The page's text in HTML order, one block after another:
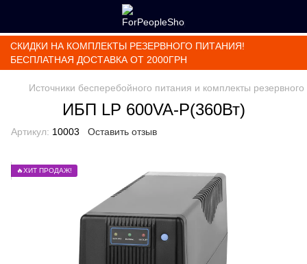
СКИДКИ НА КОМПЛЕКТЫ РЕЗЕРВНОГО ПИТАНИЯ!
БЕСПЛАТНАЯ ДОСТАВКА ОТ 2000ГРН
Источники бесперебойного питания и комплекты
ИБП LP 600VA-P(360Вт)
Артикул: 10003 Оставить отзыв
🔥ХИТ ПРОДАЖ!